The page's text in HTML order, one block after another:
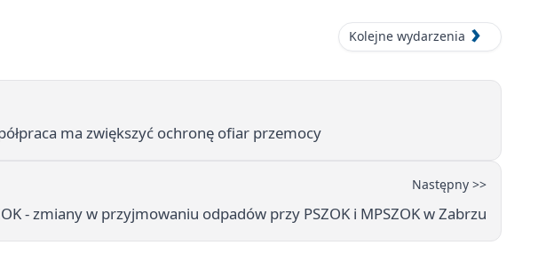
Kolejne wydarzenia
ma zwiększyć ochronę ofiar przemocy
Następny >>
- zmiany w przyjmowaniu odpadów przy PSZOK i MPSZOK w Zabrzu